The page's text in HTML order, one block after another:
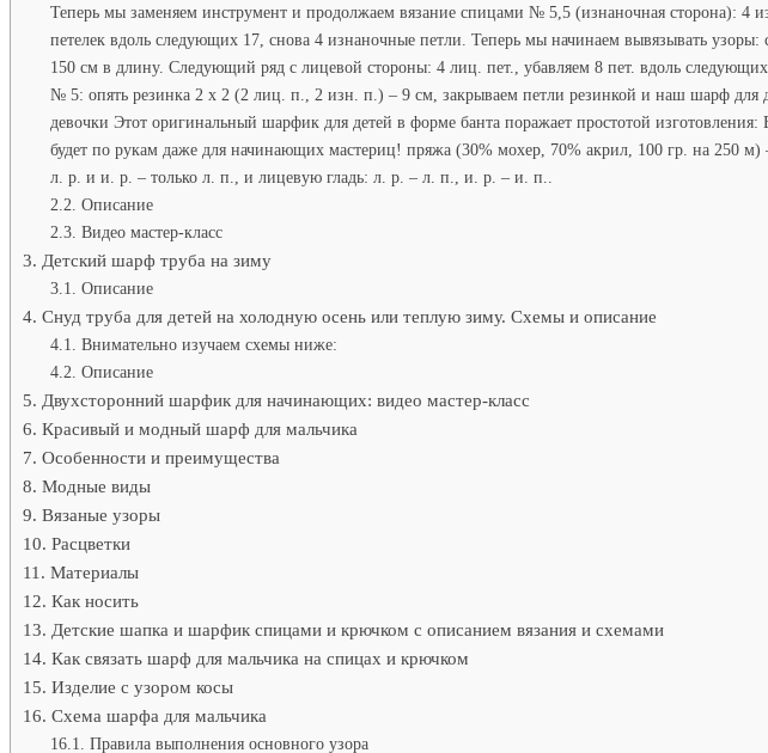
Теперь мы заменяем инструмент и продолжаем вязание спицами № 5,5 (изнаночная сторона): 4
петелек вдоль следующих 17, снова 4 изнаночные петли. Теперь мы начинаем вывязывать
150 см в длину. Следующий ряд с лицевой стороны: 4 лиц. пет., убавляем 8 пет. вдоль
№ 5: опять резинка 2 х 2 (2 лиц. п., 2 изн. п.) – 9 см, закрываем петли резинкой и наш шарф
девочки Этот оригинальный шарфик для детей в форме банта поражает простотой
будет по рукам даже для начинающих мастериц! пряжа (30% мохер, 70% акрил, 100 гр. на 250
л. р. и и. р. – только л. п., и лицевую гладь: л. р. – л. п., и. р. – и. п..
Описание
Видео мастер-класс
Детский шарф труба на зиму
Описание
Снуд труба для детей на холодную осень или теплую зиму. Схемы и описание
Внимательно изучаем схемы ниже:
Описание
Двухсторонний шарфик для начинающих: видео мастер-класс
Красивый и модный шарф для мальчика
Особенности и преимущества
Модные виды
Вязаные узоры
Расцветки
Материалы
Как носить
Детские шапка и шарфик спицами и крючком с описанием вязания и схемами
Как связать шарф для мальчика на спицах и крючком
Изделие с узором косы
Схема шарфа для мальчика
Правила выполнения основного узора